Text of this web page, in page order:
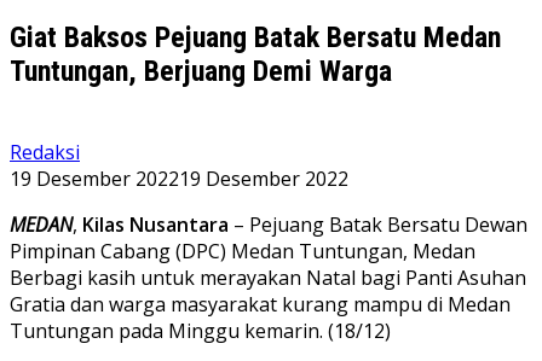
Giat Baksos Pejuang Batak Bersatu Medan
Tuntungan, Berjuang Demi Warga
Redaksi
19 Desember 202219 Desember 2022
MEDAN, Kilas Nusantara – Pejuang Batak Bersatu Dewan
Pimpinan Cabang (DPC) Medan Tuntungan, Medan
Berbagi kasih untuk merayakan Natal bagi Panti Asuhan
Gratia dan warga masyarakat kurang mampu di Medan
Tuntungan pada Minggu kemarin. (18/12)